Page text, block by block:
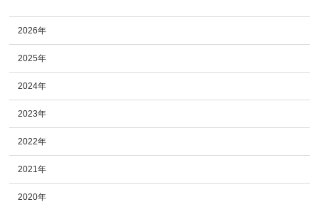
2026年
2025年
2024年
2023年
2022年
2021年
2020年